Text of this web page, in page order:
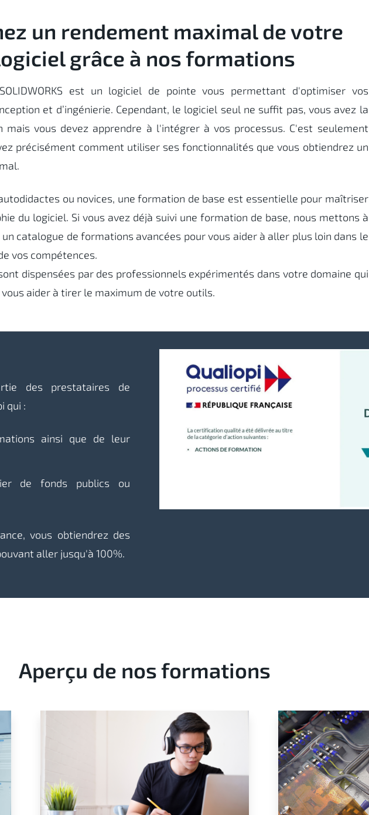
un rendement maximal de votre
grâce à nos formations
SOLIDWORKS est un logiciel de pointe vous permettant d'optimiser vos
et d’ingénierie. Cependant, le logiciel seul ne suffit pas, vous avez la
mais vous devez apprendre à l'intégrer à vos processus. C'est seulement
précisément comment utiliser ses fonctionnalités que vous obtiendrez un
ou novices, une formation de base est essentielle pour maîtriser
du logiciel. Si vous avez déjà suivi une formation de base, nous mettons à
catalogue de formations avancées pour vous aider à aller plus loin dans le
vos compétences.
dispensées par des professionnels expérimentés dans votre domaine qui
aider à tirer le maximum de votre outils.
des prestataires de
qui :
ainsi que de leur
de fonds publics ou
vous obtiendrez des
aller jusqu'à 100%.
Aperçu de nos formations